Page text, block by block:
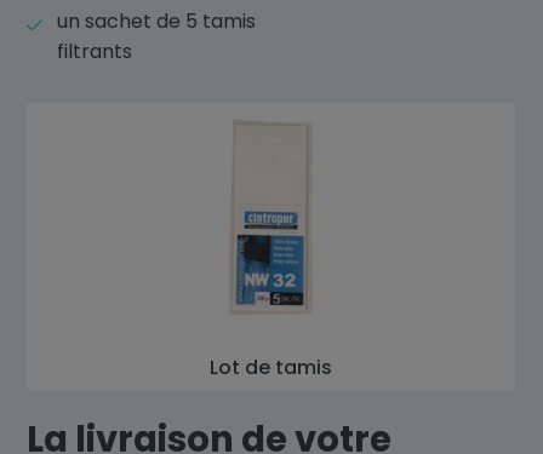
un sachet de 5 tamis
filtrants
Lot de tamis
La livraison de votre